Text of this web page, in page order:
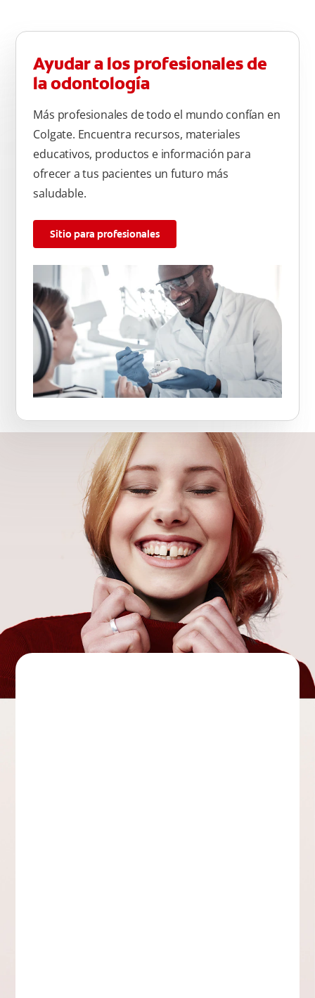
Ayudar a los profesionales de
la odontología
Más profesionales de todo el mundo confían en
Colgate. Encuentra recursos, materiales
educativos, productos e información para
ofrecer a tus pacientes un futuro más
saludable.
Sitio para profesionales